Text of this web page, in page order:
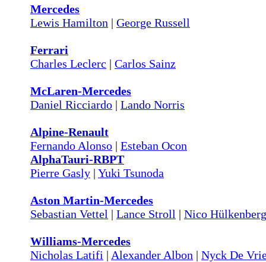
Mercedes
Lewis Hamilton | George Russell
Ferrari
Charles Leclerc | Carlos Sainz
McLaren-Mercedes
Daniel Ricciardo | Lando Norris
Alpine-Renault
Fernando Alonso | Esteban Ocon
AlphaTauri-RBPT
Pierre Gasly | Yuki Tsunoda
Aston Martin-Mercedes
Sebastian Vettel | Lance Stroll | Nico Hülkenberg
Williams-Mercedes
Nicholas Latifi | Alexander Albon | Nyck De